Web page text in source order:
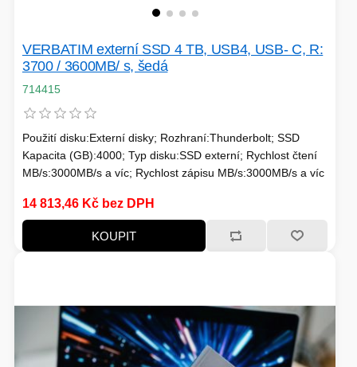
HERNÍ CASE
CHYTRÁ ELEKTRONIKA
OSTATNÍ - MOBIL
KOLOBĚŽKY
EXTENDER-REPEATER
TLAKOVÉ HRNCE
VERBATIM externí SSD 4 TB, USB4, USB- C, R:
3700 / 3600MB/ s, šedá
714415
Použití disku:Externí disky; Rozhraní:Thunderbolt; SSD
Kapacita (GB):4000; Typ disku:SSD externí; Rychlost čtení
MB/s:3000MB/s a víc; Rychlost zápisu MB/s:3000MB/s a víc
14 813,46 Kč bez DPH
KOUPIT